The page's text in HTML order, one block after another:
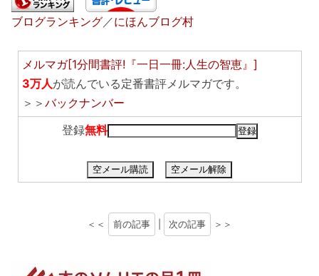
ブログランキング ／にほんブログ村
メルマガ[1分間書評!『一日一冊:人生の智恵』]
3万人が読んでいる定番書評メルマガです。
＞＞ バックナンバー
登録無料
空メール購読 空メール解除
＜＜ 前の記事 次の記事 ＞＞